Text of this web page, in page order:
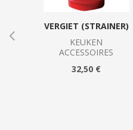
VERGIET (STRAINER)
KEUKEN
ACCESSOIRES
32,50 €